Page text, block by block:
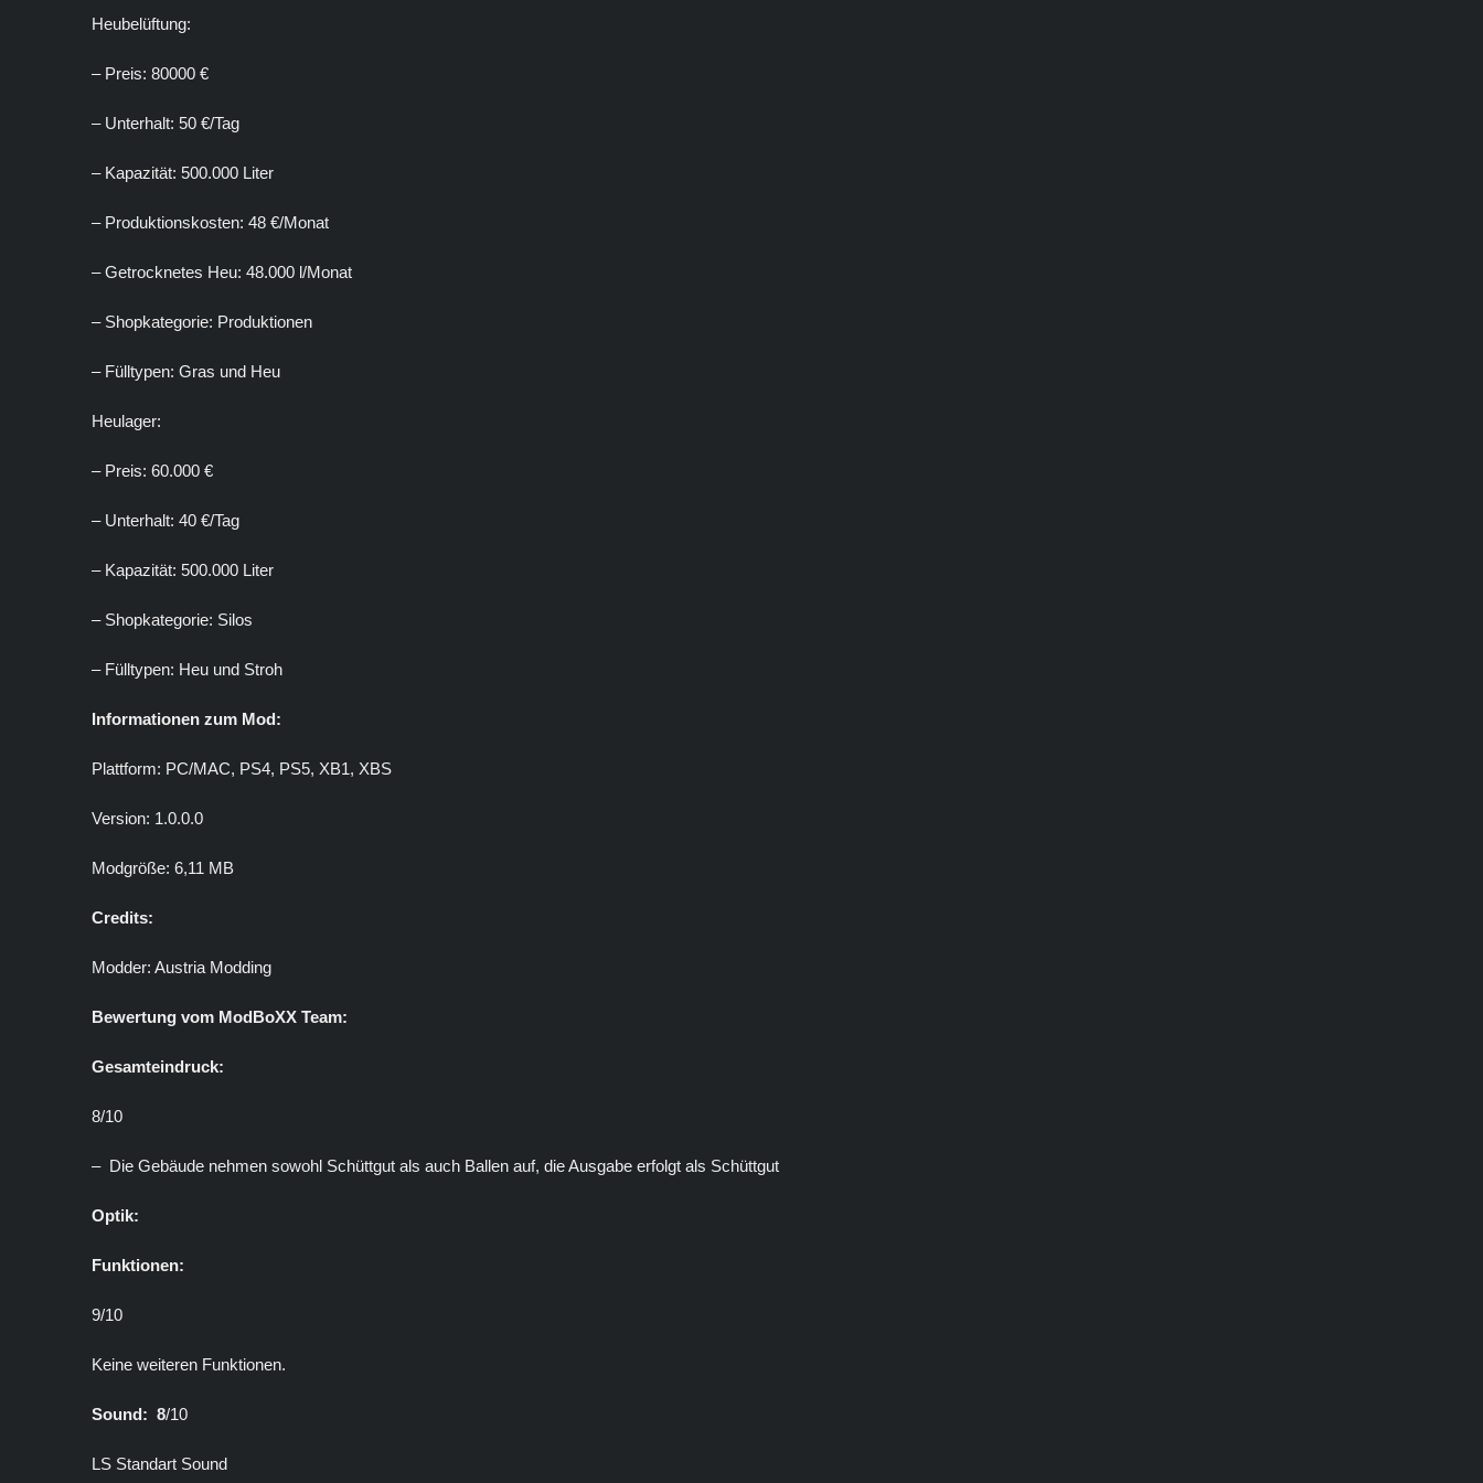
Heubelüftung:
– Preis: 80000 €
– Unterhalt: 50 €/Tag
– Kapazität: 500.000 Liter
– Produktionskosten: 48 €/Monat
– Getrocknetes Heu: 48.000 l/Monat
– Shopkategorie: Produktionen
– Fülltypen: Gras und Heu
Heulager:
– Preis: 60.000 €
– Unterhalt: 40 €/Tag
– Kapazität: 500.000 Liter
– Shopkategorie: Silos
– Fülltypen: Heu und Stroh
Informationen zum Mod:
Plattform: PC/MAC, PS4, PS5, XB1, XBS
Version: 1.0.0.0
Modgröße: 6,11 MB
Credits:
Modder: Austria Modding
Bewertung vom ModBoXX Team:
Gesamteindruck:
8/10
– Die Gebäude nehmen sowohl Schüttgut als auch Ballen auf, die Ausgabe erfolgt als Schüttgut
Optik:
Funktionen:
9/10
Keine weiteren Funktionen.
Sound: 8/10
LS Standart Sound